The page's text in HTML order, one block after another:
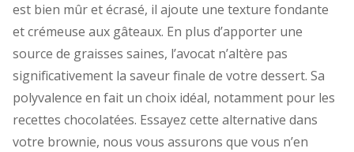
est bien mûr et écrasé, il ajoute une texture fondante
et crémeuse aux gâteaux. En plus d’apporter une
source de graisses saines, l’avocat n’altère pas
significativement la saveur finale de votre dessert. Sa
polyvalence en fait un choix idéal, notamment pour les
recettes chocolatées. Essayez cette alternative dans
votre brownie, nous vous assurons que vous n’en